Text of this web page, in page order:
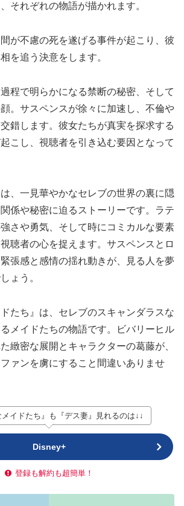
それぞれの物語が描かれます。
が不慮の死を遂げる事件が起こり、彼
を追う決意をします。
程で明らかになる禁断の秘密、そして
。サスペンスが徐々に加速し、不倫や
錯します。彼女たちが真実を探求する
こし、視聴者を引き込む要因となって
、一見華やかなセレブの世界の裏に隠
係や秘密に迫るストーリーです。ラテ
さや勇気、そして時にコミカルな要素
聴者の心を捉えます。サスペンスとロ
張感と感情の揺れ動きが、見る人を夢
ょう。
ドたち』は、セレブのスキャンダラスな
メイドたちの物語です。ビバリーヒル
緻密な展開とキャラクターの葛藤が、
ァンを虜にすること間違いありませ
メイドたち』も『デス妻』見れるのは↓↓
Disney+
登録も解約も超簡単！